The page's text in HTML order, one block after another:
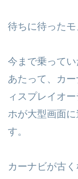
待ちに待ったモ
今まで乗って
あたって、カ
ィスプレイオ
ホが大型画面
す。
カーナビが古